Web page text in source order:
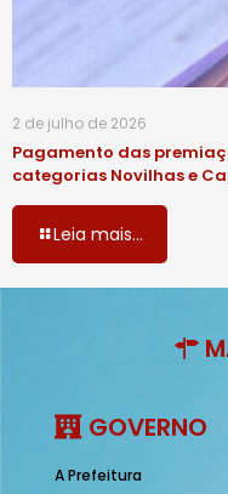
2 de julho de 2026
Pagamento das
categorias Novilhas e
Leia mais...
GOVERNO
A Prefeitura